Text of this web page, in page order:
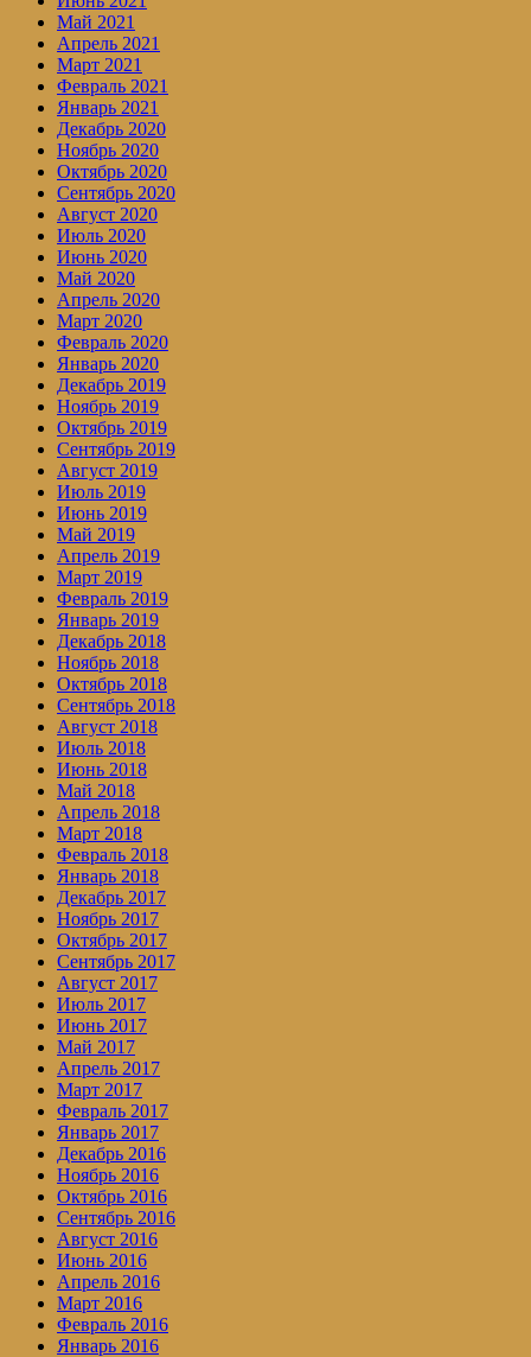
Май 2021
Апрель 2021
Март 2021
Февраль 2021
Январь 2021
Декабрь 2020
Ноябрь 2020
Октябрь 2020
Сентябрь 2020
Август 2020
Июль 2020
Июнь 2020
Май 2020
Апрель 2020
Март 2020
Февраль 2020
Январь 2020
Декабрь 2019
Ноябрь 2019
Октябрь 2019
Сентябрь 2019
Август 2019
Июль 2019
Июнь 2019
Май 2019
Апрель 2019
Март 2019
Февраль 2019
Январь 2019
Декабрь 2018
Ноябрь 2018
Октябрь 2018
Сентябрь 2018
Август 2018
Июль 2018
Июнь 2018
Май 2018
Апрель 2018
Март 2018
Февраль 2018
Январь 2018
Декабрь 2017
Ноябрь 2017
Октябрь 2017
Сентябрь 2017
Август 2017
Июль 2017
Июнь 2017
Май 2017
Апрель 2017
Март 2017
Февраль 2017
Январь 2017
Декабрь 2016
Ноябрь 2016
Октябрь 2016
Сентябрь 2016
Август 2016
Июнь 2016
Апрель 2016
Март 2016
Февраль 2016
Январь 2016